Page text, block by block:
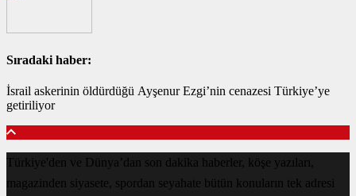
Sıradaki haber:
İsrail askerinin öldürdüğü Ayşenur Ezgi’nin cenazesi Türkiye’ye
getiriliyor
Türkiye'den ve Dünya’dan son dakika haberler, köşe yazıları,
magazinden siyasete, spordan seyahate bütün konuların tek adresi